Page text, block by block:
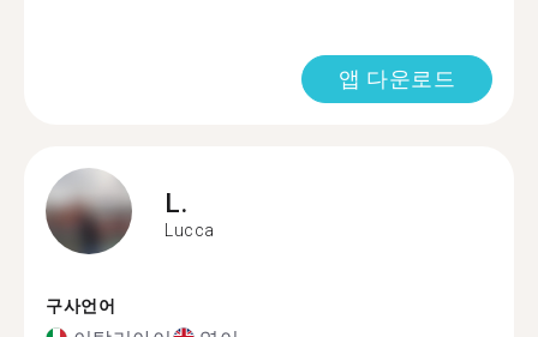
앱 다운로드
L.
Lucca
구사언어